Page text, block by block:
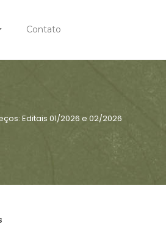
Contato
Editais 01/2026 e 02/2026